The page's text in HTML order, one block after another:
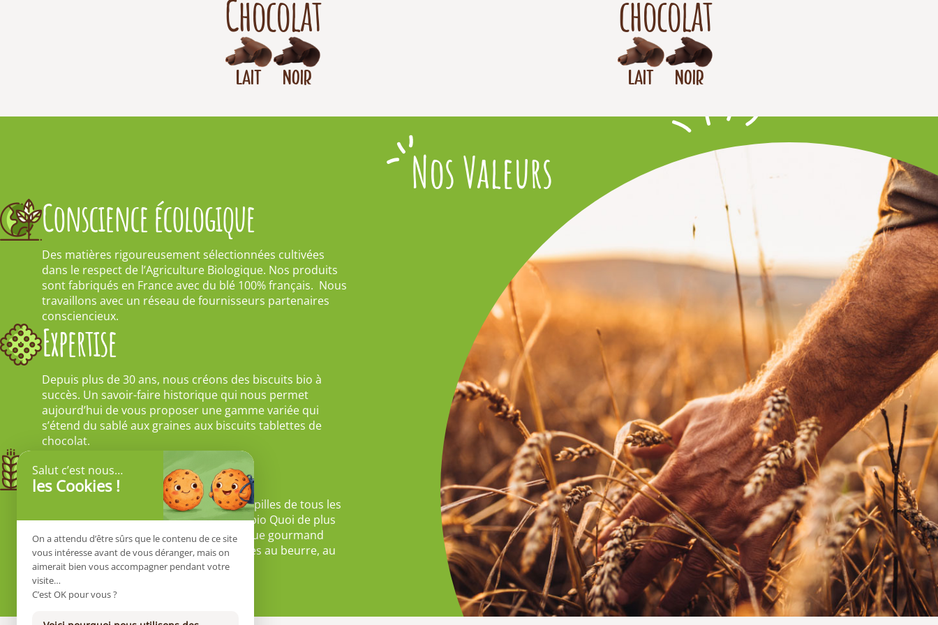
Chocolat
Lait Noir
chocolat
Lait Noir
Nos Valeurs
Conscience écologique
Des matières rigoureusement sélectionnées cultivées
dans le respect de l’Agriculture Biologique. Nos produits
sont fabriqués en France avec du blé 100% français. Nous
travaillons avec un réseau de fournisseurs partenaires
consciencieux.
Expertise
Depuis plus de 30 ans, nous créons des biscuits bio à
succès. Un savoir-faire historique qui nous permet
aujourd’hui de vous proposer une gamme variée qui
s’étend du sablé aux graines aux biscuits tablettes de
chocolat.
Gourmandise / Plaisir
Notre large choix, permet de ravir les papilles de tous les
gourmands pour allier gourmandise et bio Quoi de plus
tentant qu’un biscuit au chocolat ? chaque gourmand
peux trouver son plaisir avec des recettes au beurre, au
chocolat, ou aux graines.
Salut c’est nous…
les Cookies !
On a attendu d’être sûrs que le contenu de ce site
vous intéresse avant de vous déranger, mais on
aimerait bien vous accompagner pendant votre
visite…
C’est OK pour vous ?